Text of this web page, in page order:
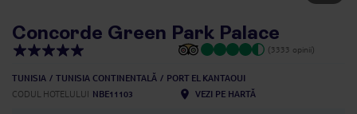
Concorde Green Park Palace
(3333 opinii)
TUNISIA TUNISIA CONTINENTALĂ
PORT EL KANTAOUI
CODUL HOTELULUI NBE11103 VEZI PE HARTĂ